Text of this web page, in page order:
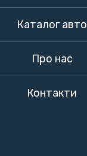
Каталог авто
Про нас
Контакти